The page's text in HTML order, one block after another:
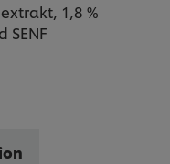
1,8 %
SENF